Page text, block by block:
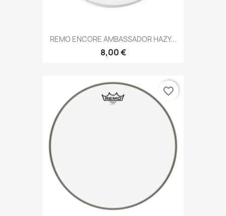
REMO ENCORE AMBASSADOR HAZY...
8,00 €
favorite_border